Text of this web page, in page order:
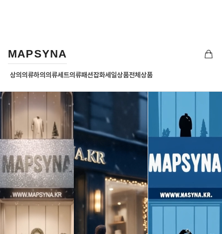
MAPSYNA
상의의류하의의류세트의류패션잡화세일상품전체상품